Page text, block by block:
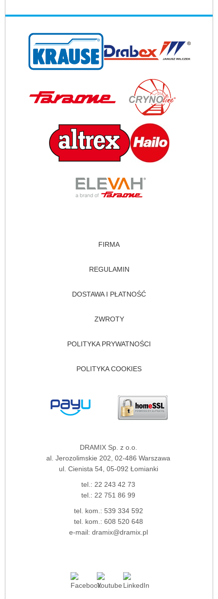
FIRMA
REGULAMIN
DOSTAWA I PŁATNOŚĆ
ZWROTY
POLITYKA PRYWATNOŚCI
POLITYKA COOKIES
DRAMIX Sp. z o.o.
al. Jerozolimskie 202, 02-486 Warszawa
ul. Cienista 54, 05-092 Łomianki
tel.: 22 243 42 73
tel.: 22 751 86 99
tel. kom.: 539 334 592
tel. kom.: 608 520 648
e-mail: dramix@dramix.pl